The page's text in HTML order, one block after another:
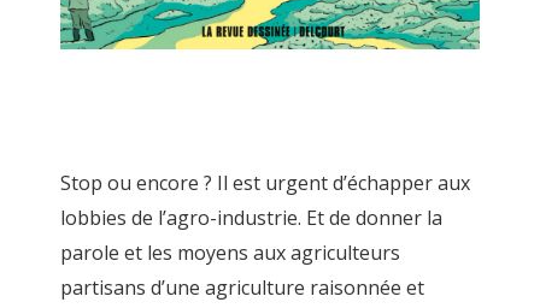
Stop ou encore ? Il est urgent d’échapper aux
lobbies de l’agro-industrie. Et de donner la
parole et les moyens aux agriculteurs
partisans d’une agriculture raisonnée et